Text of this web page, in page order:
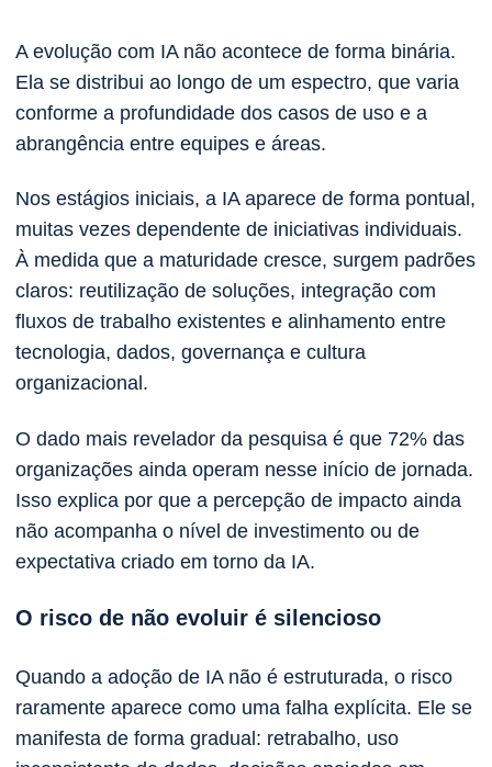
A evolução com IA não acontece de forma binária.
Ela se distribui ao longo de um espectro, que varia
conforme a profundidade dos casos de uso e a
abrangência entre equipes e áreas.
Nos estágios iniciais, a IA aparece de forma pontual,
muitas vezes dependente de iniciativas individuais.
À medida que a maturidade cresce, surgem padrões
claros: reutilização de soluções, integração com
fluxos de trabalho existentes e alinhamento entre
tecnologia, dados, governança e cultura
organizacional.
O dado mais revelador da pesquisa é que 72% das
organizações ainda operam nesse início de jornada.
Isso explica por que a percepção de impacto ainda
não acompanha o nível de investimento ou de
expectativa criado em torno da IA.
O risco de não evoluir é silencioso
Quando a adoção de IA não é estruturada, o risco
raramente aparece como uma falha explícita. Ele se
manifesta de forma gradual: retrabalho, uso